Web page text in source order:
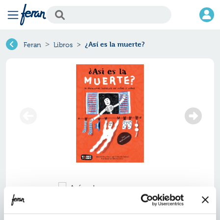
Feran Libros ¿Así es la muerte?